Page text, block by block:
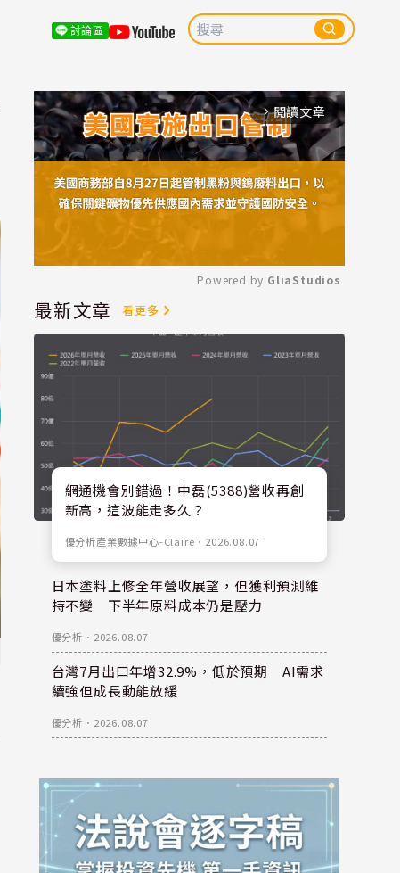
討論區
arrow_forward_ios 閱讀文章
Mute
Powered by GliaStudios
最新文章 看更多
網通機會別錯過！中磊(5388)營收再創
新高，這波能走多久？
優分析產業數據中心-Claire ． 2026.08.07
日本塗料上修全年營收展望，但獲利預測維
持不變 下半年原料成本仍是壓力
優分析 ． 2026.08.07
台灣7月出口年增32.9%，低於預期 AI需求
續強但成長動能放緩
優分析 ． 2026.08.07